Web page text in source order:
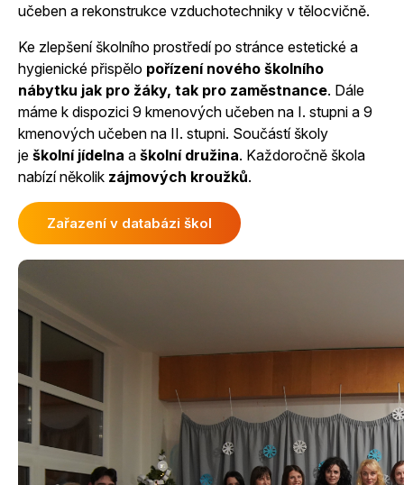
učeben a rekonstrukce vzduchotechniky v tělocvičně.
Ke zlepšení školního prostředí po stránce estetické a
hygienické přispělo pořízení nového školního
nábytku jak pro žáky, tak pro zaměstnance. Dále
máme k dispozici 9 kmenových učeben na I. stupni a 9
kmenových učeben na II. stupni. Součástí školy
je školní jídelna a školní družina. Každoročně škola
nabízí několik zájmových kroužků.
Zařazení v databázi škol